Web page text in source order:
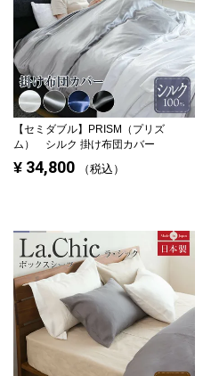
【セミダブル】 PRISM（プリズ
ム） シルク 掛け布団カバー
¥ 34,800 税込